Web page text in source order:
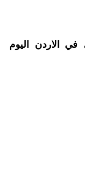
في الاردن اليوم